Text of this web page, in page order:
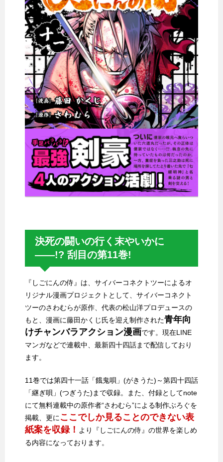
決死の闘いの行く末やいかに
――!? 刮目の第11巻!
『しごにんの侍』は、サイバーコネクトツーによるオ
リジナル漫画プロジェクトとして、サイバーコネクト
ツーのさわむらが原作、代表の松山洋プロデュースの
もと、漫画に藤田かくじ氏を迎え制作された青年向
けチャンバラアクション漫画です。現在LINE
マンガなどで連載中、最新四十四話まで配信しており
ます。
11巻では第四十一話「餓鬼唄」(がきうた)～第四十四話
「継ぎ唄」(つぎうた)まで収録。また、付録としてnote
にて無料連載中の原作者“さわむら”による制作ぶろぐを
掲載、更に ここでしか見ることのできない表
紙案を収録！ より『しごにんの侍』の世界を楽しめ
る内容になっております。